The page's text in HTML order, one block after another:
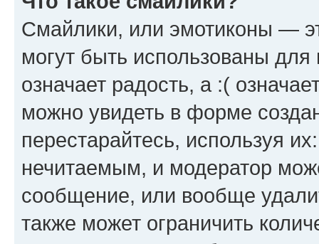
Смайлики, или эмотиконы —
могут быть использованы
означает радость, а :(
можно увидеть в форме
перестарайтесь, используя
нечитаемым, и модератор
сообщение, или вообще
также может ограничить